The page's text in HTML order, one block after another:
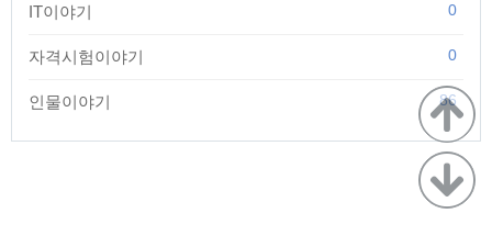
IT이야기 0
자격시험이야기 0
인물이야기 86